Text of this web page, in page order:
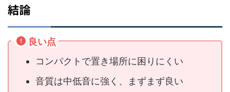
結論
良い点
コンパクトで置き場所に困りにくい
音質は中低音に強く、まずまず良い